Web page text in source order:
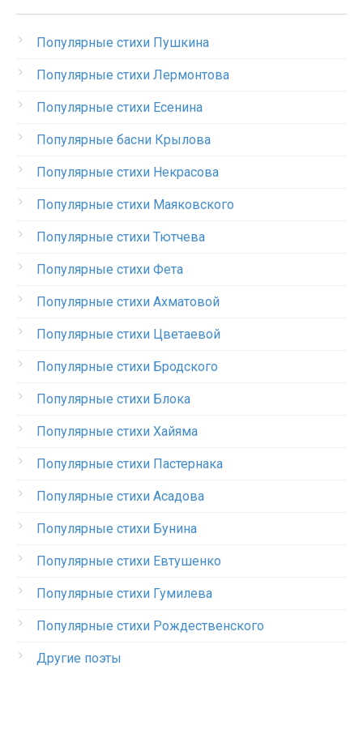
Популярные стихи Пушкина
Популярные стихи Лермонтова
Популярные стихи Есенина
Популярные басни Крылова
Популярные стихи Некрасова
Популярные стихи Маяковского
Популярные стихи Тютчева
Популярные стихи Фета
Популярные стихи Ахматовой
Популярные стихи Цветаевой
Популярные стихи Бродского
Популярные стихи Блока
Популярные стихи Хайяма
Популярные стихи Пастернака
Популярные стихи Асадова
Популярные стихи Бунина
Популярные стихи Евтушенко
Популярные стихи Гумилева
Популярные стихи Рождественского
Другие поэты